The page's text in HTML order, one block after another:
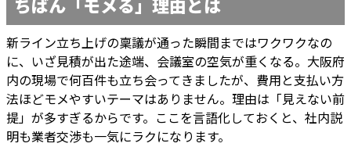
ちばん「モメる」理由とは
新ライン立ち上げの稟議が通った瞬間まではワクワクなの
に、いざ見積が出た途端、会議室の空気が重くなる。大阪府
内の現場で何百件も立ち会ってきましたが、費用と支払い方
法ほどモメやすいテーマはありません。理由は「見えない前
提」が多すぎるからです。ここを言語化しておくと、社内説
明も業者交渉も一気にラクになります。